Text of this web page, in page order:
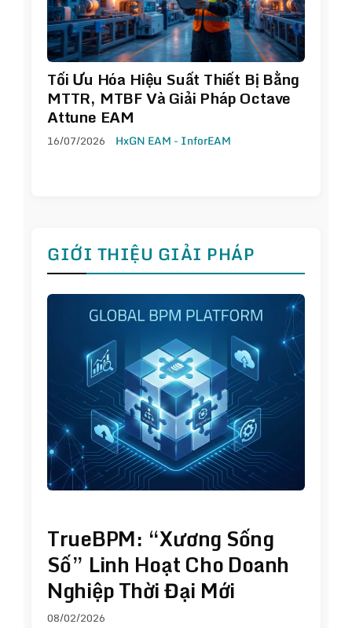
Tối Ưu Hóa Hiệu Suất Thiết Bị Bằng
MTTR, MTBF Và Giải Pháp Octave
Attune EAM
16/07/2026 HxGN EAM - InforEAM
GIỚI THIỆU GIẢI PHÁP
TrueBPM: “Xương Sống
Số” Linh Hoạt Cho Doanh
Nghiệp Thời Đại Mới
08/02/2026